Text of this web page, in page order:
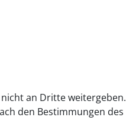
an Dritte weitergeben.
den Bestimmungen des